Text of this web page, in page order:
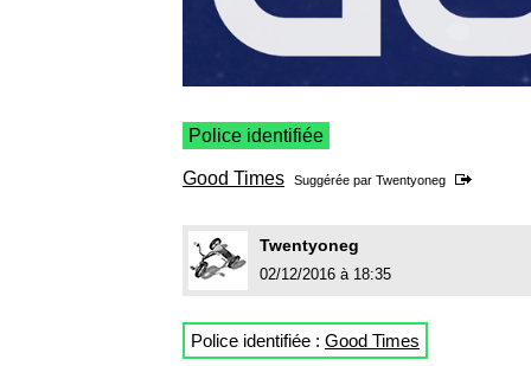
Police identifiée
Good Times Suggérée par Twentyoneg
Twentyoneg
02/12/2016 à 18:35
Police identifiée : Good Times